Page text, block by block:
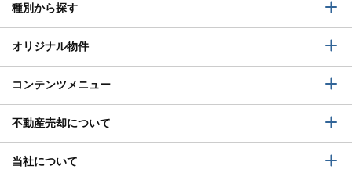
種別から探す
オリジナル物件
コンテンツメニュー
不動産売却について
当社について